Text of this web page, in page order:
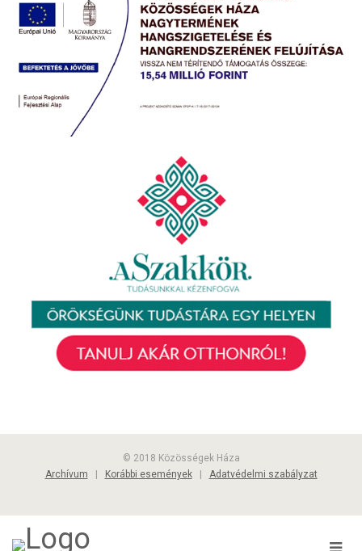
© 2018 Közösségek Háza
Archívum
Korábbi események| Adatvédelmi szabályzat